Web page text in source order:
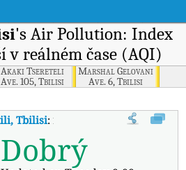
's Air Pollution: Index
v reálném čase (AQI)
Akaki Tsereteli
Ave. 105, Tbilisi
Marshal Gelovani
Ave. 6, Tbilisi
Tbilisi:Index kvality vzduchu v reálném
Dobrý